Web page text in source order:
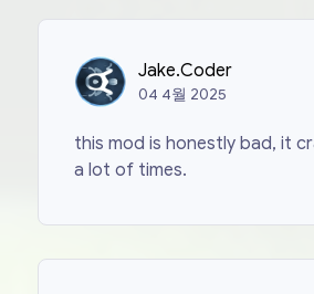
Jake.Coder
04 4월 2025
this mod is honestly bad, it
a lot of times.